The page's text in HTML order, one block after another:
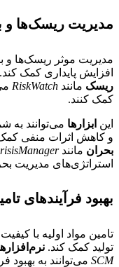
مدیریت ریسک‌ها و
مدیریت موثر ریسک‌ها و
افزایش پایداری کمک کند.
ریسک مانند RiskWatch
کمک کنند.
این ابزارها می‌توانند به
و کاهش اثرات منفی کمک
بحران مانند
استراتژی‌های مدیریت
بهبود فرآیندهای
تامین مواد اولیه با
تولید کمک کند.
SCM می‌توانند به بهبود